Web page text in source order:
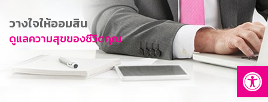
การพัฒนาที่ยั่งยืน
ข่าวสาร
บริการทางการเงิน
อื่นๆ
วางใจให้ออมสิน
ดูแลความสุขของชีวิตคุณ